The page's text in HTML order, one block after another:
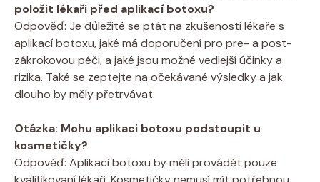
položit lékaři před aplikací botoxu?
Odpověď: Je důležité se ptát na zkušenosti lékaře s
aplikací botoxu, jaké má doporučení pro pre- a post-
zákrokovou péči, a jaké jsou možné vedlejší účinky a
rizika. Také se zeptejte na očekávané výsledky a jak
dlouho by měly přetrvávat.
Otázka: Mohu aplikaci botoxu podstoupit u
kosmetičky?
Odpověď: Aplikaci botoxu by měli provádět pouze